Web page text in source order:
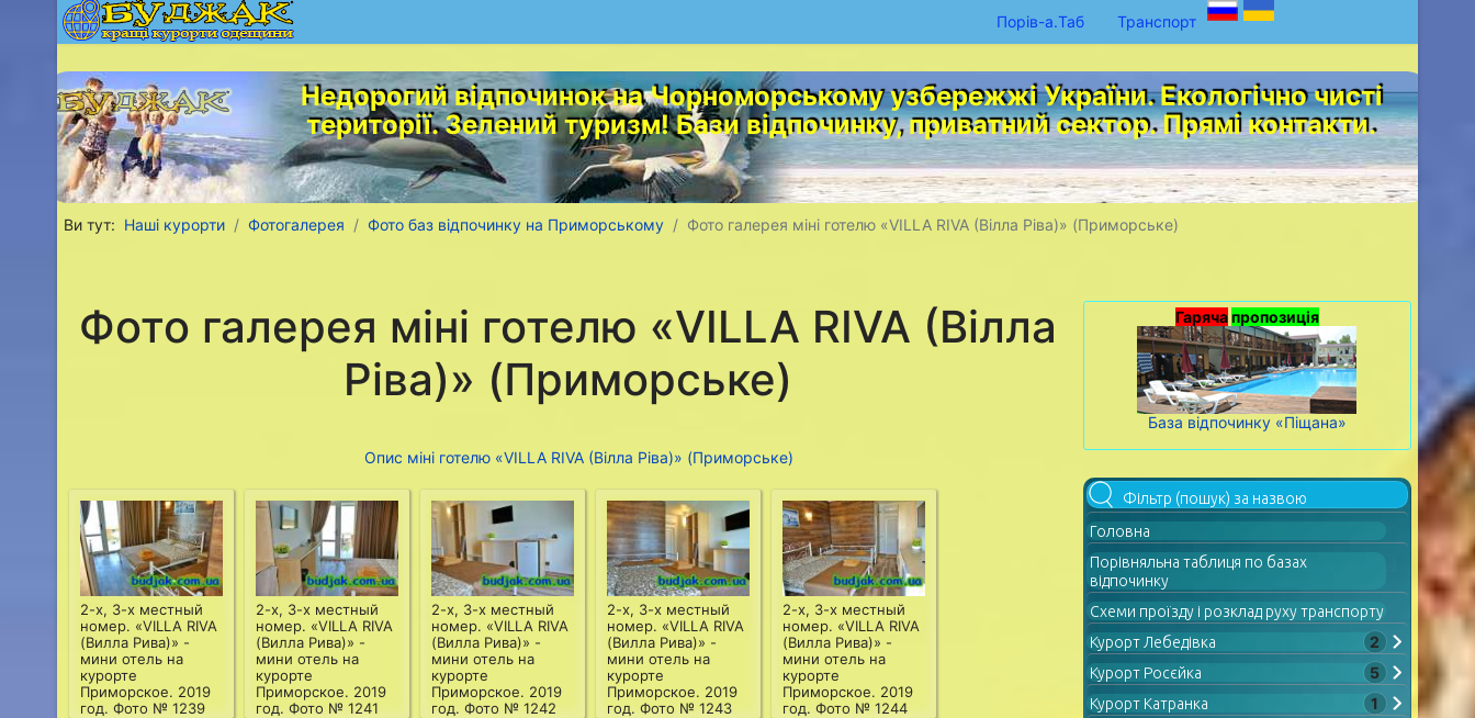
Порів-а.Таб Транспорт
Недорогий відпочинок на Чорноморському узбережжі України. Екологічно чисті
території. Зелений туризм! Бази відпочинку, приватний сектор. Прямі контакти.
Ви тут: Наші курорти Фотогалерея Фото баз відпочинку на Приморському Фото галерея міні готелю «VILLA RIVA (Вілла Ріва)» (Приморське)
Фото галерея міні готелю «VILLA RIVA (Вілла
Ріва)» (Приморське)
Опис міні готелю «VILLA RIVA (Вілла Ріва)» (Приморське)
2-х, 3-х местный
номер. «VILLA RIVA
(Вилла Рива)» -
мини отель на
курорте
Приморское. 2019
год. Фото № 1239
2-х, 3-х местный
номер. «VILLA RIVA
(Вилла Рива)» -
мини отель на
курорте
Приморское. 2019
год. Фото № 1241
2-х, 3-х местный
номер. «VILLA RIVA
(Вилла Рива)» -
мини отель на
курорте
Приморское. 2019
год. Фото № 1242
2-х, 3-х местный
номер. «VILLA RIVA
(Вилла Рива)» -
мини отель на
курорте
Приморское. 2019
год. Фото № 1243
2-х, 3-х местный
номер. «VILLA RIVA
(Вилла Рива)» -
мини отель на
курорте
Приморское. 2019
год. Фото № 1244
Гарячапропозиція
База відпочинку «Піщана»
Головна
Порівняльна таблиця по базах
відпочинку
Схеми проїзду і розклад руху транспорту
Курорт Лебедівка
2
Курорт Росєйка 5
Курорт Катранка 1